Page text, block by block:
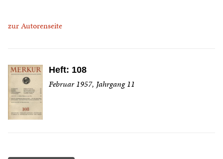
zur Autorenseite
Heft: 108
Februar 1957, Jahrgang 11